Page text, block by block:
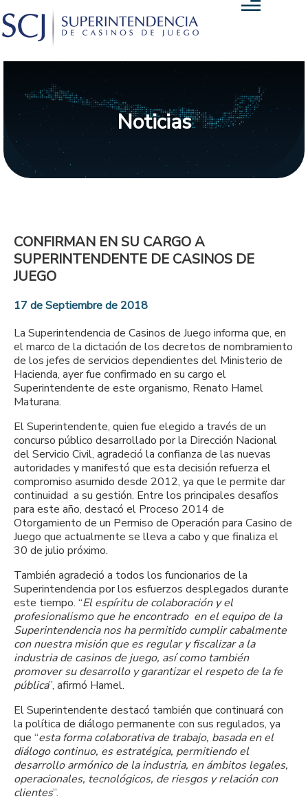
Noticias
CONFIRMAN EN SU CARGO A
SUPERINTENDENTE DE CASINOS DE
JUEGO
17 de Septiembre de 2018
La Superintendencia de Casinos de Juego informa que, en
el marco de la dictación de los decretos de nombramiento
de los jefes de servicios dependientes del Ministerio de
Hacienda, ayer fue confirmado en su cargo el
Superintendente de este organismo, Renato Hamel
Maturana.
El Superintendente, quien fue elegido a través de un
concurso público desarrollado por la Dirección Nacional
del Servicio Civil, agradeció la confianza de las nuevas
autoridades y manifestó que esta decisión refuerza el
compromiso asumido desde 2012, ya que le permite dar
continuidad a su gestión. Entre los principales desafíos
para este año, destacó el Proceso 2014 de
Otorgamiento de un Permiso de Operación para Casino de
Juego que actualmente se lleva a cabo y que finaliza el
30 de julio próximo.
También agradeció a todos los funcionarios de la
Superintendencia por los esfuerzos desplegados durante
este tiempo. “El espíritu de colaboración y el
profesionalismo que he encontrado en el equipo de la
Superintendencia nos ha permitido cumplir cabalmente
con nuestra misión que es regular y fiscalizar a la
industria de casinos de juego, así como también
promover su desarrollo y garantizar el respeto de la fe
pública”, afirmó Hamel.
El Superintendente destacó también que continuará con
la política de diálogo permanente con sus regulados, ya
que “esta forma colaborativa de trabajo, basada en el
diálogo continuo, es estratégica, permitiendo el
desarrollo armónico de la industria, en ámbitos legales,
operacionales, tecnológicos, de riesgos y relación con
clientes”.